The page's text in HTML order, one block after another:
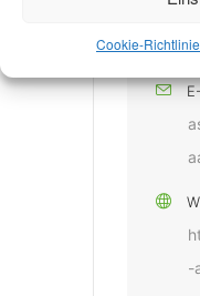
Cookie-Richtlinie
-